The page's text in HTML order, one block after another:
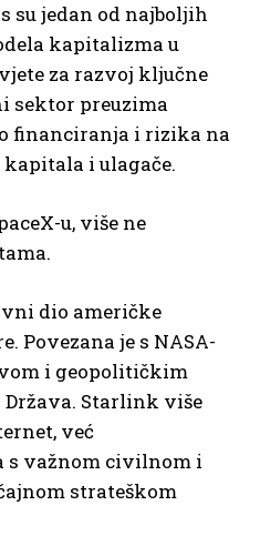
su jedan od najboljih
kapitalizma u
za razvoj ključne
sektor preuzima
financiranja i rizika na
i ulagače.
u, više ne
dio američke
Povezana je s NASA-
i geopolitičkim
Starlink više
već
s važnom civilnom i
strateškom